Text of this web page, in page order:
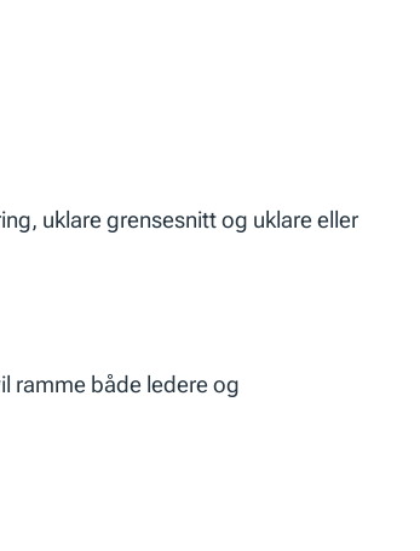
uklare grensesnitt og uklare eller
ramme både ledere og